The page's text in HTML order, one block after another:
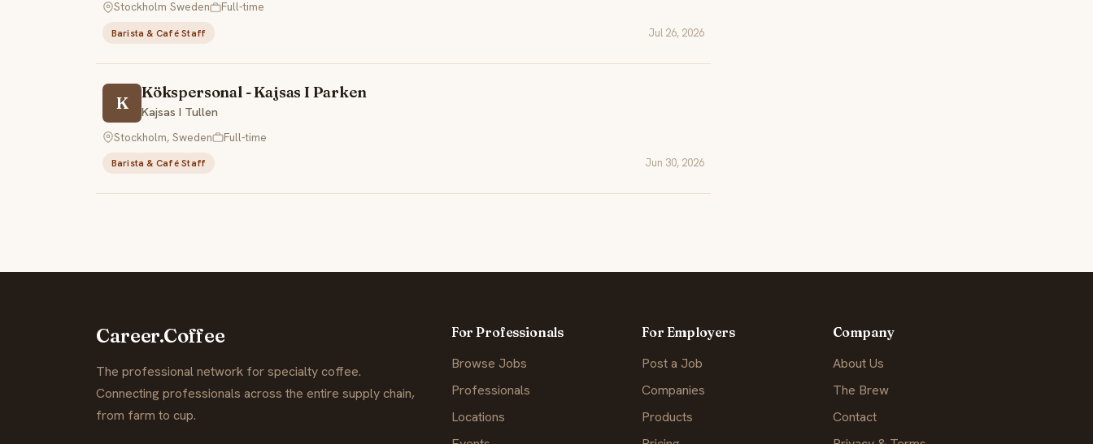
Stockholm Sweden
Full-time
Barista & Café Staff Jul 26, 2026
K
Kökspersonal - Kajsas I Parken
Kajsas I Tullen
Stockholm, Sweden
Full-time
Barista & Café Staff Jun 30, 2026
Career.Coffee
The professional network for specialty coffee.
Connecting professionals across the entire supply chain,
from farm to cup.
For Professionals
Browse Jobs
Professionals
Locations
For Employers
Post a Job
Companies
Products
Company
About Us
The Brew
Contact